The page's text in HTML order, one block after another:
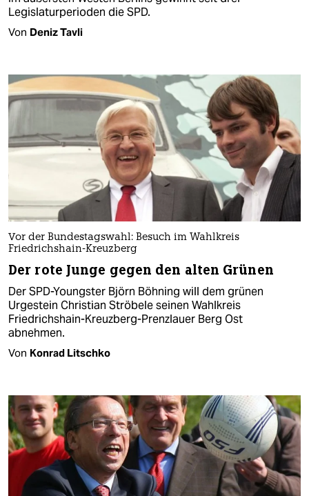
Legislaturperioden die SPD.
Von Deniz Tavli
Vor der Bundestagswahl: Besuch im Wahlkreis
Friedrichshain-Kreuzberg
Der rote Junge gegen den alten Grünen
Der SPD-Youngster Björn Böhning will dem grünen
Urgestein Christian Ströbele seinen Wahlkreis
Friedrichshain-Kreuzberg-Prenzlauer Berg Ost
abnehmen.
Von Konrad Litschko